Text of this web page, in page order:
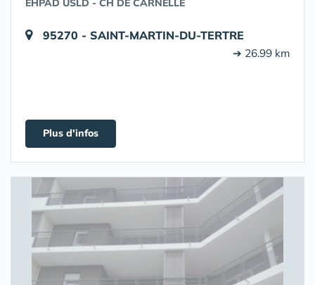
EHPAD USLD - CH DE CARNELLE
95270 - SAINT-MARTIN-DU-TERTRE
➔ 26.99 km
Plus d'infos